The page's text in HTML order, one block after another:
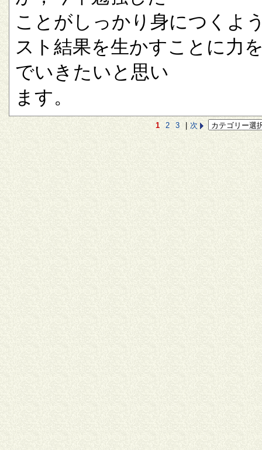
ことがしっかり身につくよ
スト結果を生かすことに力
でいきたいと思い
ます。
1 2 3 次